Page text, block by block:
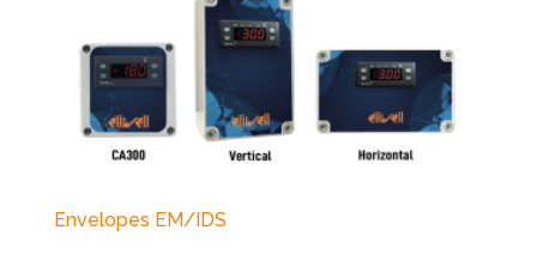
Envelopes EM/IDS